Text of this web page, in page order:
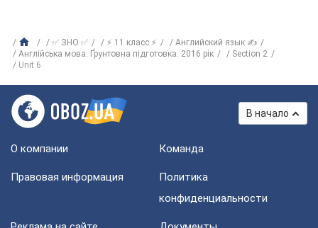
✅ ЗНО ✅ ⚡ 11 класс ⚡
Английский язык ✍
Англійська мова. Ґрунтовна підготовка. 2016 рік
Section 2
Unit 6
В начало
О компании Команда
Правовая информация
Политика
конфиденциальности